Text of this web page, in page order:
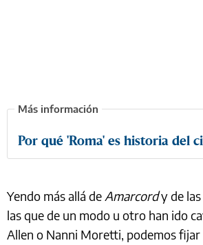
Por qué 'Roma' es historia del
Yendo más allá de Amarcordy de
las que de un modo u otro han ido
Allen o Nanni Moretti, podemos